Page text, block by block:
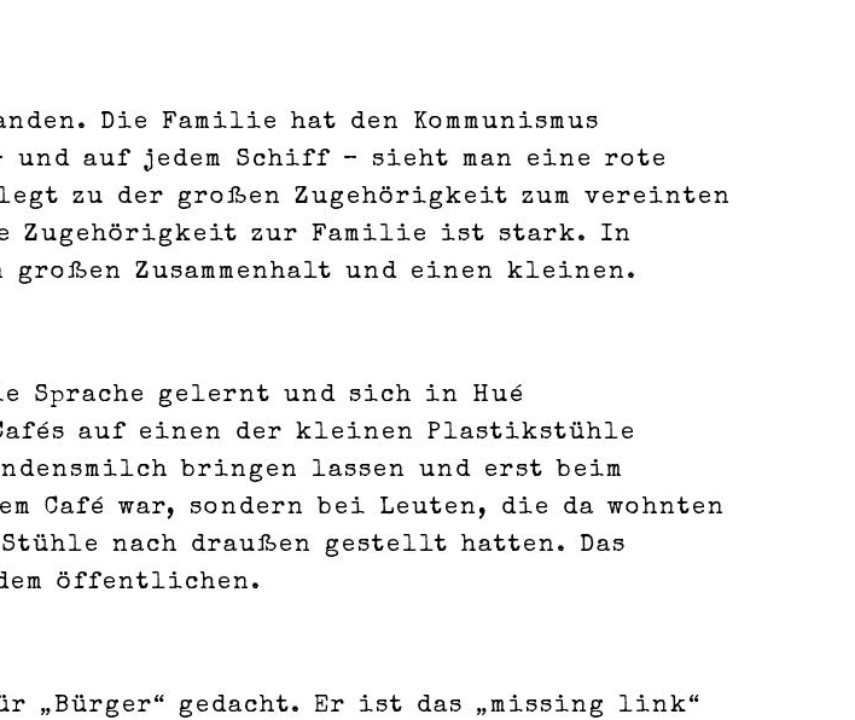
Die Familie hat den Kommunismus
und auf jedem Schiff – sieht man eine rote
zu der großen Zugehörigkeit zum vereinten
Zugehörigkeit zur Familie ist stark. In
Zusammenhalt und einen kleinen.
Sprache gelernt und sich in Hué
auf einen der kleinen Plastikstühle
bringen lassen und erst beim
Café war, sondern bei Leuten, die da wohnten
nach draußen gestellt hatten. Das
öffentlichen.
gedacht. Er ist das „missing link“